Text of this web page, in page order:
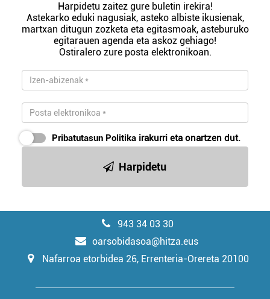
Harpidetu zaitez gure buletin irekira!
Astekarko eduki nagusiak, asteko albiste ikusienak,
martxan ditugun zozketa eta egitasmoak, asteburuko
egitarauen agenda eta askoz gehiago!
Ostiralero zure posta elektronikoan.
Pribatutasun Politika irakurri eta onartzen dut.
Harpidetu
943 34 03 30
oarsobidasoa@hitza.eus
Nafarroa etorbidea 26, Errenteria-Orereta 20100